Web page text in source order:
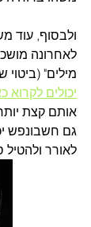
ולבסוף, עוד
לאחרונה
מילים" (ביטוי
יכולים לקרוא
אותם קצת
גם חשבונפש
לאורר ולהטיל